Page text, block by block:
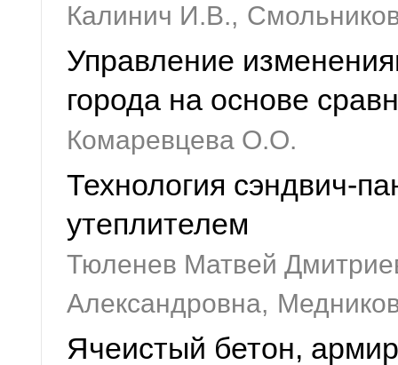
Калинич И.В.,
Управление
города на основе
Комаревцева О.О.
Технология сэндвич-
утеплителем
Тюленев Матвей
Александровна,
Ячеистый бетон,